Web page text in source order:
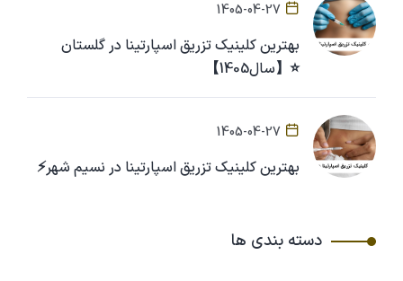
1405-04-27
بهترین کلینیک تزریق اسپارتینا در گلستان
⭐【سال1405】
1405-04-27
بهترین کلینیک تزریق اسپارتینا در نسیم شهر⚡
دسته بندی ها